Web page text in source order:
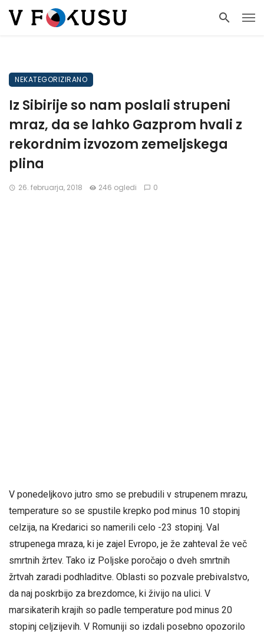
NEKATEGORIZIRANO
Iz Sibirije so nam poslali strupeni
mraz, da se lahko Gazprom hvali z
rekordnim izvozom zemeljskega
plina
26. februarja, 2018 246 ogledi 0
V ponedeljkovo jutro smo se prebudili v strupenem mrazu,
temperature so se spustile krepko pod minus 10 stopinj
celzija, na Kredarici so namerili celo -23 stopinj. Val
strupenega mraza, ki je zajel Evropo, je že zahteval že več
smrtnih žrtev. Tako iz Poljske poročajo o dveh smrtnih
žrtvah zaradi podhladitve. Oblasti so pozvale prebivalstvo,
da naj poskrbijo za brezdomce, ki živijo na ulici. V
marsikaterih krajih so padle temperature pod minus 20
stopinj celjzijevih. V Romuniji so izdali posebno opozorilo